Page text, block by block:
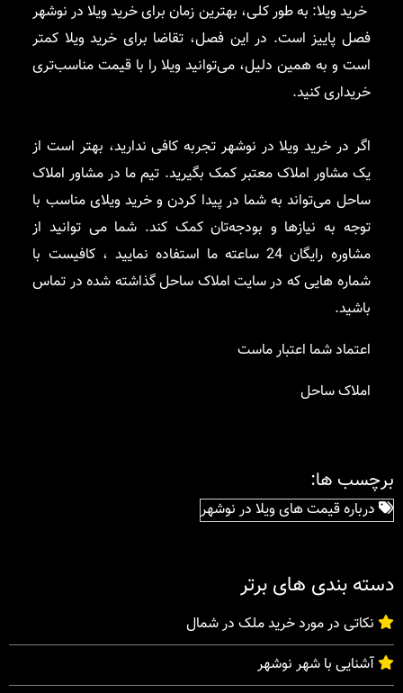
خرید ویلا: به طور کلی، بهترین زمان برای خرید ویلا در نوشهر
فصل پاییز است. در این فصل، تقاضا برای خرید ویلا کمتر
است و به همین دلیل، می‌توانید ویلا را با قیمت مناسب‌تری
خریداری کنید.
اگر در خرید ویلا در نوشهر تجربه کافی ندارید، بهتر است از
یک مشاور املاک معتبر کمک بگیرید. تیم ما در مشاور املاک
ساحل می‌تواند به شما در پیدا کردن و خرید ویلای مناسب با
توجه به نیازها و بودجه‌تان کمک کند. شما می توانید از
مشاوره رایگان 24 ساعته ما استفاده نمایید ، کافیست با
شماره هایی که در سایت املاک ساحل گذاشته شده در تماس
باشید.
اعتماد شما اعتبار ماست
املاک ساحل
برچسب ها:
درباره قیمت های ویلا در نوشهر
دسته بندی های برتر
نکاتی در مورد خرید ملک در شمال
آشنایی با شهر نوشهر